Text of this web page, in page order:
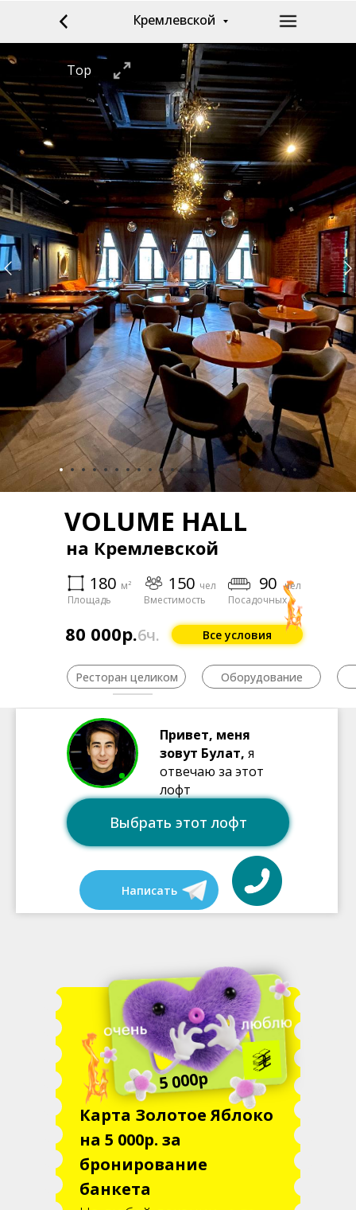
Кремлевской
Top
VOLUME HALL
на Кремлевской
180 150 90
Площадь Вместимость Посадочных
м² чел
чел
80 000р. Все условия
6ч.
Оборудование
Ресторан целиком
Выбрать этот лофт
Привет, меня
зовут Булат, я
отвечаю за этот
лофт
Написать
Карта Золотое Яблоко
на 5 000р. за
бронирование
банкета
5 000р